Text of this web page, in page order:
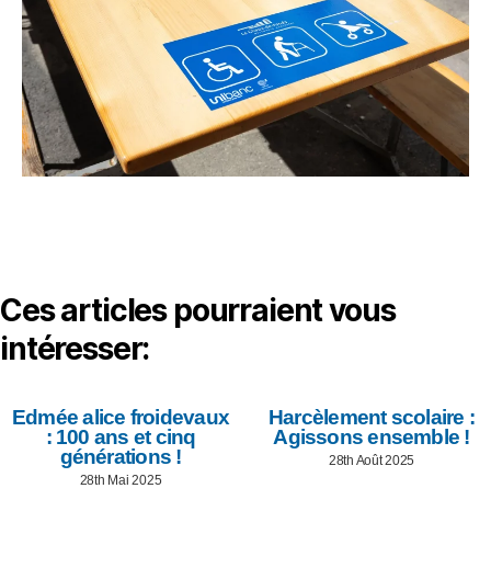
Ces articles pourraient vous
intéresser:
Edmée alice froidevaux
: 100 ans et cinq
générations !
28th Mai 2025
Harcèlement scolaire :
Agissons ensemble !
28th Août 2025